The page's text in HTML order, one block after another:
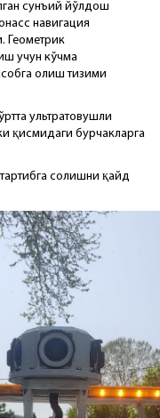
сунъий йўлдош
навигация
Геометрик
учун кўчма
олиш тизими
ультратовушли
қисмидаги бурчакларга
солишни қайд